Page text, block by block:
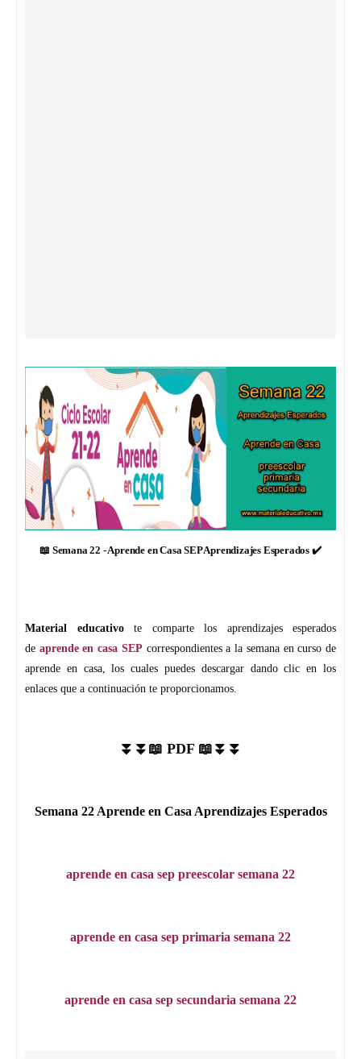
📖 Semana 22 - Aprende en Casa SEP Aprendizajes Esperados ✔️
Material educativote comparte los aprendizajes esperados
de aprende en casa SEP correspondientes a la semana en curso de
aprende en casa, los cuales puedes descargar dando clic en los
enlaces que a continuación te proporcionamos.
⏬⏬📖 PDF 📖⏬⏬
Semana 22 Aprende en Casa Aprendizajes Esperados
aprende en casa sep preescolar semana 22
aprende en casa sep primaria semana 22
aprende en casa sep secundaria semana 22